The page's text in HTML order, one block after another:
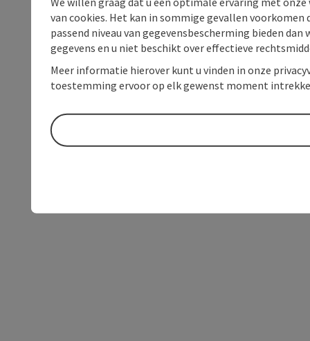
van cookies. Het kan in sommige gevallen voorkomen
passend niveau van gegevensbescherming bieden
gegevens en u niet beschikt over effectieve
Meer informatie hierover kunt u vinden in onze
toestemming ervoor op elk gewenst moment